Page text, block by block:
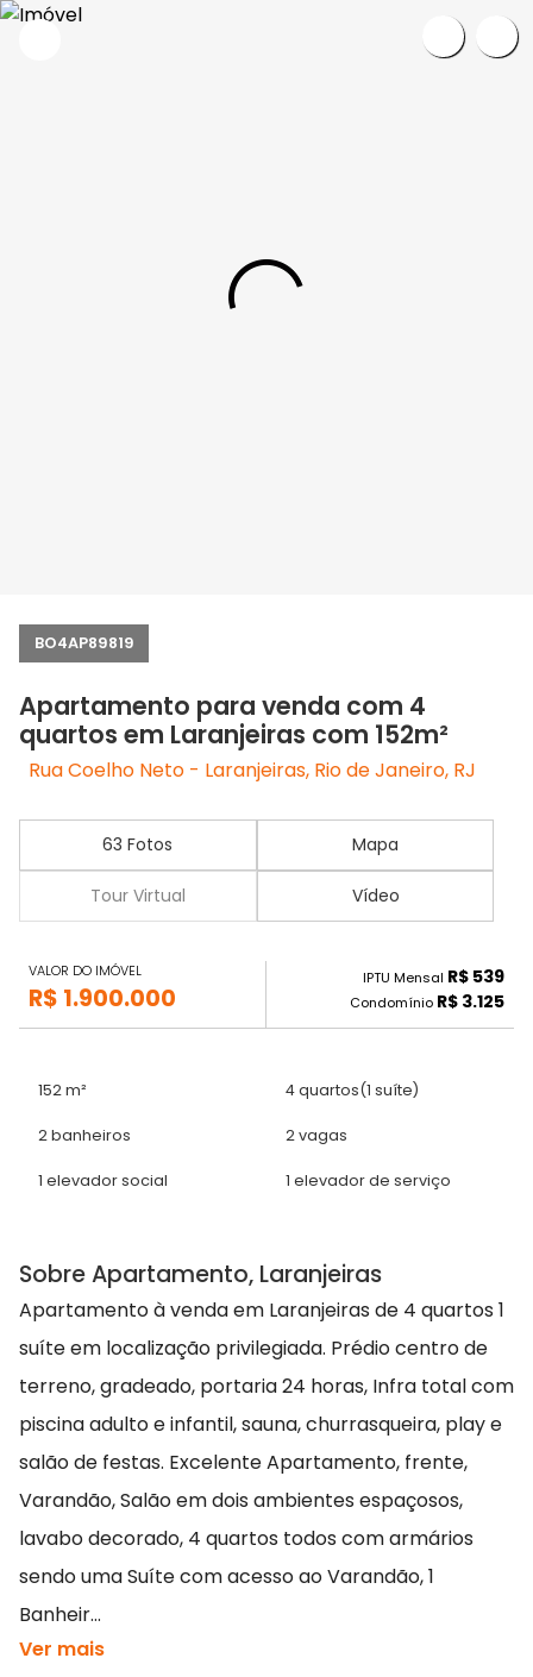
BO4AP89819
Apartamento para venda com 4
quartos em Laranjeiras com 152m²
Rua Coelho Neto - Laranjeiras, Rio de Janeiro, RJ
63 Fotos Mapa
Tour Virtual Vídeo
VALOR DO IMÓVEL
R$ 1.900.000
IPTU Mensal R$ 539
Condomínio R$ 3.125
152 m² 4 quartos(1 suíte)
2 banheiros 2 vagas
1 elevador social 1 elevador de serviço
Sobre Apartamento, Laranjeiras
Apartamento à venda em Laranjeiras de 4 quartos 1
suíte em localização privilegiada. Prédio centro de
terreno, gradeado, portaria 24 horas, Infra total com
piscina adulto e infantil, sauna, churrasqueira, play e
salão de festas. Excelente Apartamento, frente,
Varandão, Salão em dois ambientes espaçosos,
lavabo decorado, 4 quartos todos com armários
sendo uma Suíte com acesso ao Varandão, 1
Banheir...
Ver mais